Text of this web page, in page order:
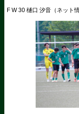
F W 30 樋口 汐音（ネッ